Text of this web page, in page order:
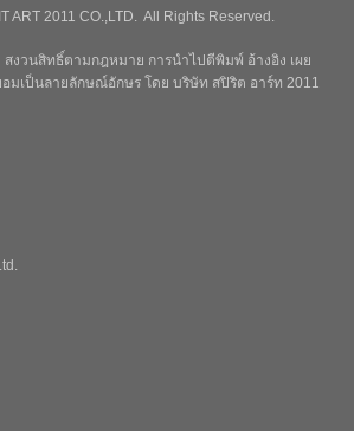
ART 2011 CO.,LTD. All Rights Reserved.
งวนสิทธิ์ตามกฎหมาย การนำไปตีพิมพ์ อ้างอิง เผย
มเป็นลายลักษณ์อักษร โดย บริษัท สปิริต อาร์ท 2011